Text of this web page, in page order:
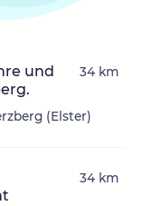
und
(Elster)
34 km
34 km